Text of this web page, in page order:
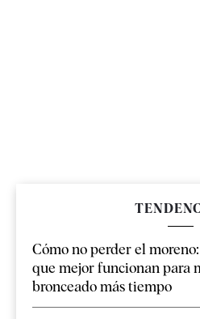
Cómo no perder el
que mejor funcionan para
bronceado más tiempo